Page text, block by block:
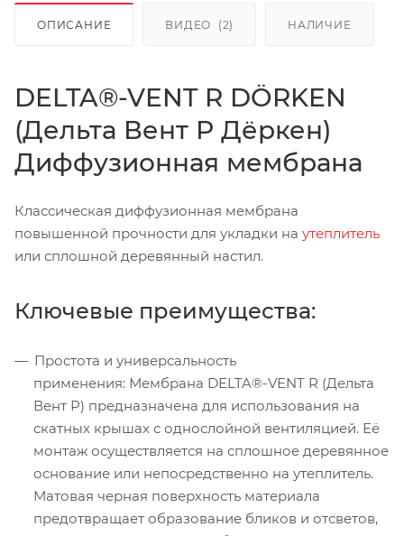
ОПИСАНИЕ ВИДЕО (2) НАЛИЧИЕ
DELTA®-VENT R DÖRKEN
(Дельта Вент Р Дёркен)
Диффузионная мембрана
Классическая диффузионная мембрана
повышенной прочности для укладки на утеплитель
или сплошной деревянный настил.
Ключевые преимущества:
Простота и универсальность
применения: Мембрана DELTA®-VENT R (Дельта
Вент Р) предназначена для использования на
скатных крышах с однослойной вентиляцией. Её
монтаж осуществляется на сплошное деревянное
основание или непосредственно на утеплитель.
Матовая черная поверхность материала
предотвращает образование бликов и отсветов,